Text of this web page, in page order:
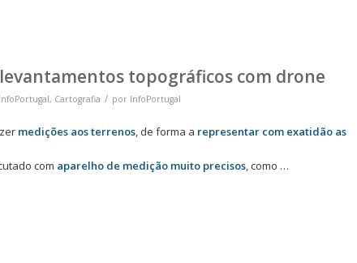
topográficos com drone
, Cartografia / por InfoPortugal
medições aos terrenos, de forma a representar com exatidão as
com aparelho de medição muito precisos, como …